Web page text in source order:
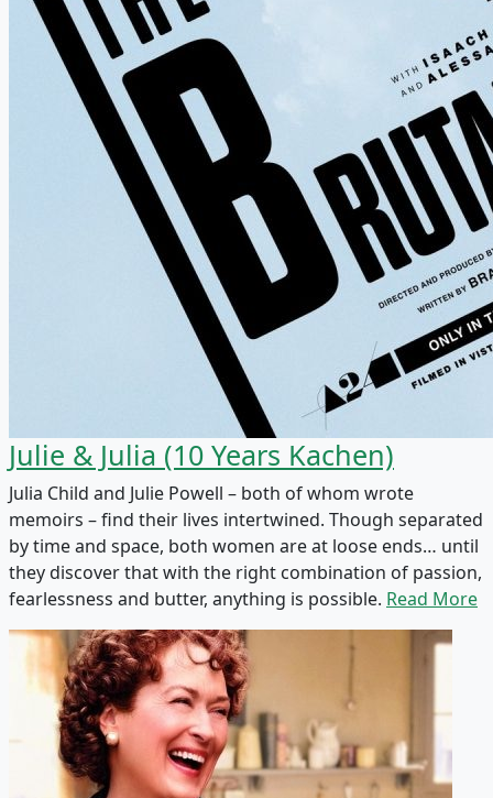
Julie & Julia (10 Years Kachen)
Julia Child and Julie Powell – both of whom wrote
memoirs – find their lives intertwined. Though separated
by time and space, both women are at loose ends… until
they discover that with the right combination of passion,
fearlessness and butter, anything is possible. Read More